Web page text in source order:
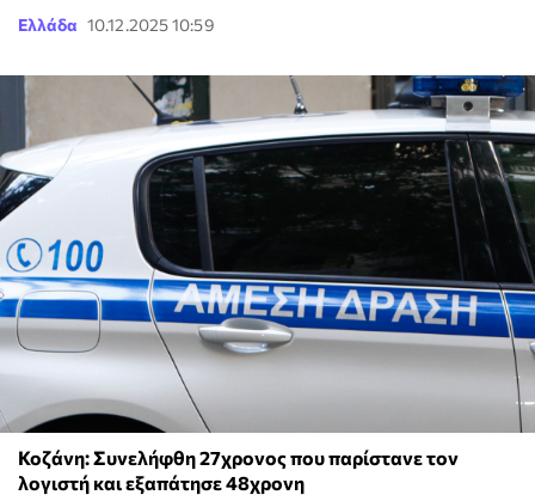
Ελλάδα 10.12.2025 10:59
Κοζάνη: Συνελήφθη 27χρονος που παρίστανε τον
λογιστή και εξαπάτησε 48χρονη